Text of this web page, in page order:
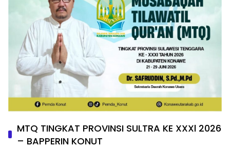
MTQ TINGKAT PROVINSI SULTRA KE XXXl 2026
– BAPPERIN KONUT